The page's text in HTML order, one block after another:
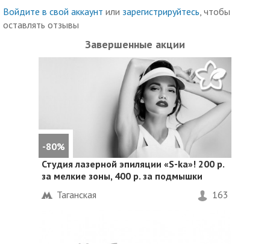
Войдите в свой аккаунт или зарегистрируйтесь , чтобы
оставлять отзывы
Завершенные акции
-80%
Студия лазерной эпиляции «S-ka»! 200 р.
за мелкие зоны, 400 р. за подмышки
Таганская
163